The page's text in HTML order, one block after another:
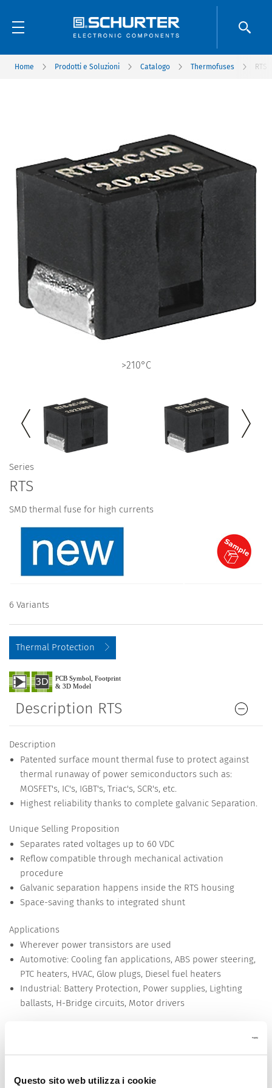
Questo sito web utilizza i cookie
Home Prodotti e Soluzioni Catalogo Thermofuses RTS
>210°C
Series
RTS
SMD thermal fuse for high currents
6 Variants
Thermal Protection
Description RTS
Description
Patented surface mount thermal fuse to protect against
thermal runaway of power semiconductors such as:
MOSFET's, IC's, IGBT's, Triac's, SCR's, etc.
Highest reliability thanks to complete galvanic Separation.
Unique Selling Proposition
Separates rated voltages up to 60 VDC
Reflow compatible through mechanical activation
procedure
Galvanic separation happens inside the RTS housing
Space-saving thanks to integrated shunt
Applications
Wherever power transistors are used
Automotive: Cooling fan applications, ABS power steering,
PTC heaters, HVAC, Glow plugs, Diesel fuel heaters
Industrial: Battery Protection, Power supplies, Lighting
ballasts, H-Bridge circuits, Motor drivers
Thermal protection with customer specific resistance